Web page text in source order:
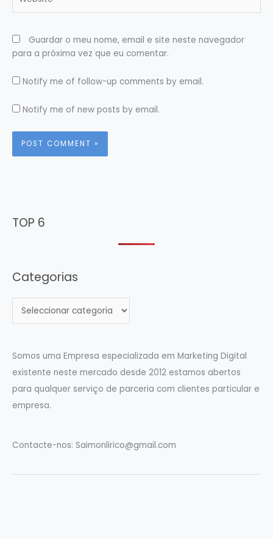
Guardar o meu nome, email e site neste navegador
para a próxima vez que eu comentar.
Notify me of follow-up comments by email.
Notify me of new posts by email.
TOP 6
Categorias
a
e
g
o
r
Somos uma Empresa especializada em Marketing Digital
existente neste mercado desde 2012 estamos abertos
para qualquer serviço de parceria com clientes particular e
empresa.
Contacte-nos: Saimonlirico@gmail.com